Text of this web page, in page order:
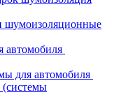
шумоизоляционные
автомобиля
для автомобиля
(системы